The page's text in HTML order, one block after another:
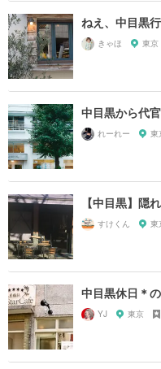
ねえ、中目黒
きゃほ 東京
中目黒から代
れーれー 東
【中目黒】隠
すけくん 東
中目黒休日＊
YJ 東京